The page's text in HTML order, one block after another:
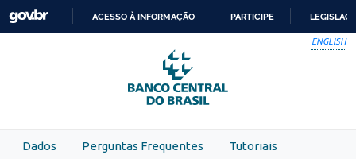
Skip to main content
PARA
O
CONTEÚDO
ACESSO À INFORMAÇÃO PARTICIPE
ENGLISH
Dados Perguntas Frequentes Tutoriais